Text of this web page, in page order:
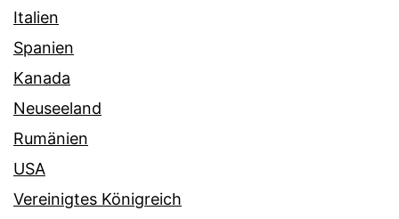
Italien
Spanien
Kanada
Neuseeland
Rumänien
USA
Vereinigtes Königreich